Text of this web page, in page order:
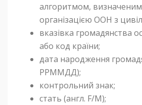
алгоритмом,
організацією ООН з
вказівка громадянства
або код країни;
дата народження
РРММДД);
контрольний знак;
стать (англ. F/M);